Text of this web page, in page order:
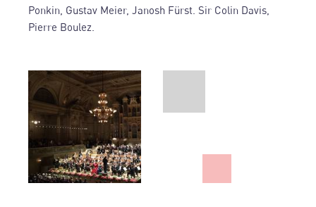
Ponkin, Gustav Meier, Janosh Fürst. Sir Colin Davis,
Pierre Boulez.